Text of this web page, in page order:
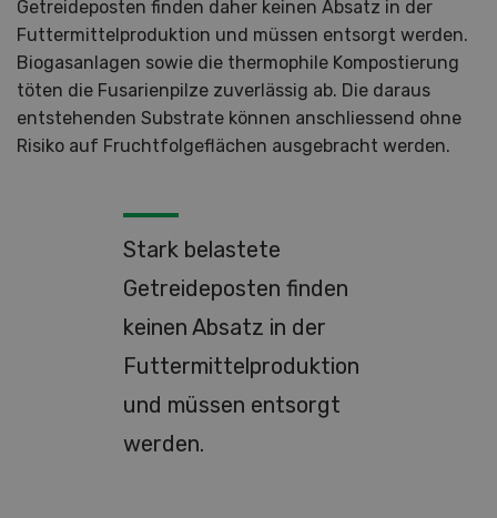
Getreideposten finden daher keinen Absatz in der
Futtermittelproduktion und müssen entsorgt werden.
Biogasanlagen sowie die thermophile Kompostierung
töten die Fusarienpilze zuverlässig ab. Die daraus
entstehenden Substrate können anschliessend ohne
Risiko auf Fruchtfolgeflächen ausgebracht werden.
Stark belastete
Getreideposten finden
keinen Absatz in der
Futtermittelproduktion
und müssen entsorgt
werden.